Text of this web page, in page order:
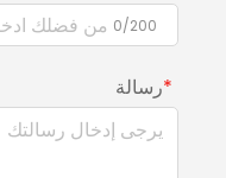
0/200
رسالة